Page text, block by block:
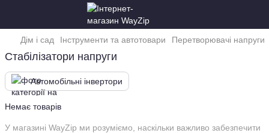
Дім і сад Інструменти та автотовари Перетворювачі напруги
Стабілізатори напруги
Автомобільні інвертори
Немає товарів
У магазині WayZip ми розуміємо, наскільки важливо забезпечити